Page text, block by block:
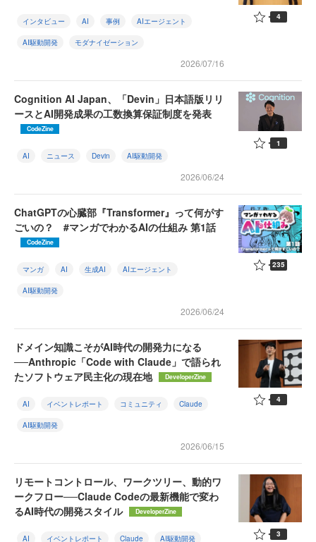
インタビュー AI 事例 AIエージェント
AI駆動開発 モダナイゼーション
2026/07/16
4
Cognition AI Japan、「Devin」日本語版リリ
ースとAI開発成果の工数換算保証制度を発表
CodeZine
AI ニュース Devin AI駆動開発
2026/06/24
1
ChatGPTの心臓部『Transformer』って何がす
ごいの？ #マンガでわかるAIの仕組み 第1話
CodeZine
マンガ AI 生成AI AIエージェント
AI駆動開発
2026/06/24
235
ドメイン知識こそがAI時代の開発力になる
──Anthropic「Code with Claude」で語られ
たソフトウェア民主化の現在地
DeveloperZine
AI イベントレポート コミュニティ Claude
AI駆動開発
2026/06/15
4
リモートコントロール、ワークツリー、動的ワ
ークフロー──Claude Codeの最新機能で変わ
るAI時代の開発スタイル
DeveloperZine
AI イベントレポート Claude AI駆動開発 3